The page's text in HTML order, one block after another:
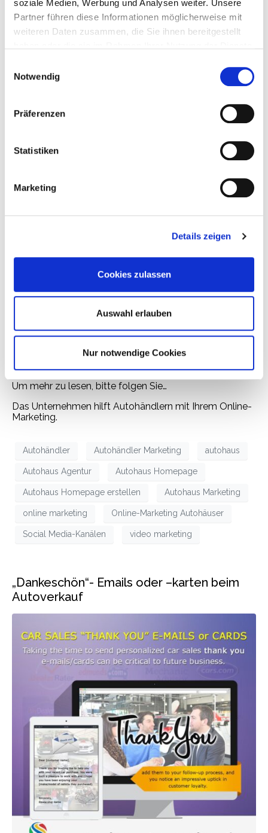
soziale Medien, Werbung und Analysen weiter. Unsere
Partner führen diese Informationen möglicherweise mit
weiteren Daten zusammen, die Sie ihnen bereitgestellt
Notwendig
Präferenzen
Statistiken
Marketing
Details zeigen
Cookies zulassen
Auswahl erlauben
Nur notwendige Cookies
Video Marketing: Heute und in Zukunft
Die Art und Weise wie Menschen Ihre Autos kaufen,
Stunden online anstatt offline. Das Video Marketing
dazu einen digitalen Showroom ein und werden Sie
flexibler und überzeugender mit der Verwendung von
Bild, Ton und Motion. Mit Video Marketing lenken sie
noch mehr Menschen auf Ihre Seite und Sie erwerben
Neukunden. Außerdem können Sie mithilfe des Video
Marketings auch einen schnelleren und einfacheren
um Ihre Kunden via Social Media-Kanälen zu
teilen und so Informationen über Ihr Autohaus an
andere potenzielle Käufer weitergeben.
Um mehr zu lesen, bitte folgen Sie…
Das Unternehmen hilft Autohändlern mit Ihrem Online-
Marketing.
Autohändler Autohändler Marketing autohaus
Autohaus Agentur Autohaus Homepage
Autohaus Homepage erstellen Autohaus Marketing
online marketing Online-Marketing Autohäuser
Social Media-Kanälen video marketing
„Dankeschön“- Emails oder –karten beim
Autoverkauf